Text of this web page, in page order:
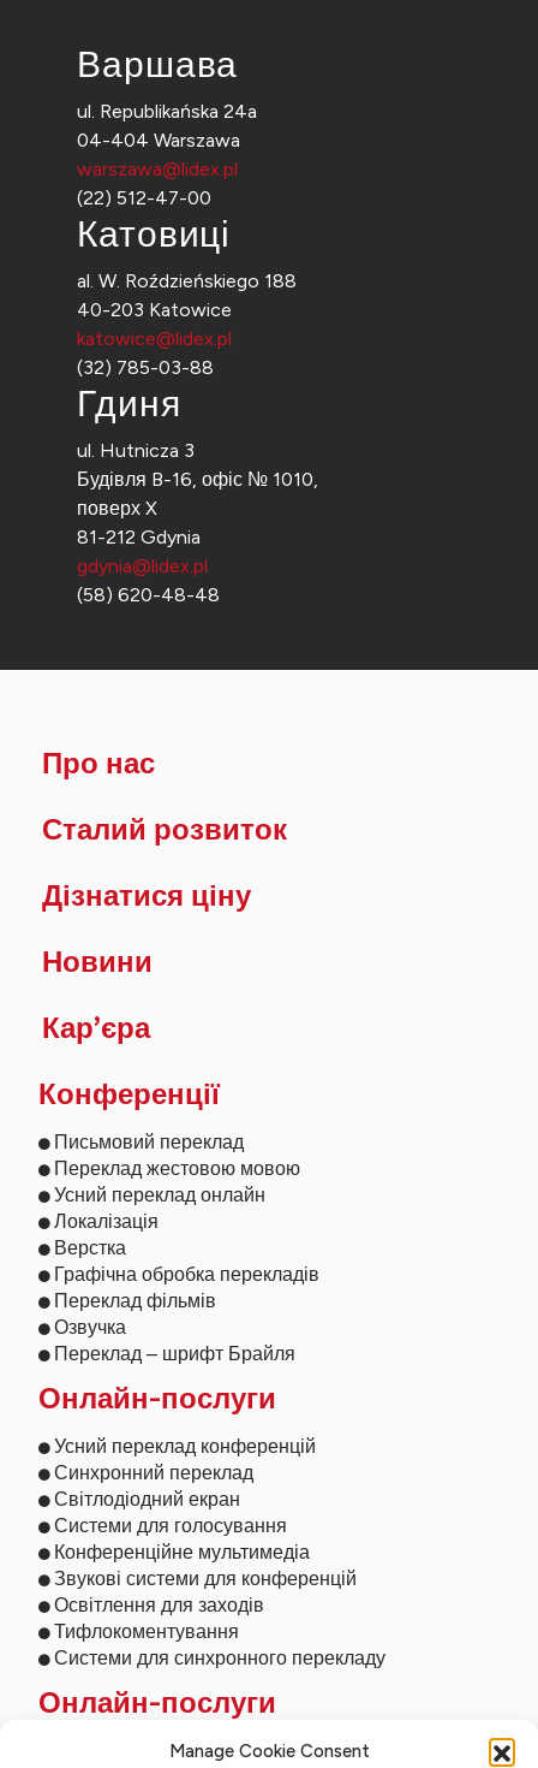
Manage Cookie Consent
Варшава
ul. Republikańska 24a
04-404 Warszawa
warszawa@lidex.pl
(22) 512-47-00
Катовиці
al. W. Roździeńskiego 188
40-203 Katowice
katowice@lidex.pl
(32) 785-03-88
Гдиня
ul. Hutnicza 3
Будівля B-16, офіс № 1010,
поверх X
81-212 Gdynia
gdynia@lidex.pl
(58) 620-48-48
Про нас
Сталий розвиток
Дізнатися ціну
Новини
Кар’єра
Конференції
Письмовий переклад
Переклад жестовою мовою
Усний переклад онлайн
Локалізація
Верстка
Графічна обробка перекладів
Переклад фільмів
Озвучка
Переклад – шрифт Брайля
Онлайн-послуги
Усний переклад конференцій
Синхронний переклад
Світлодіодний екран
Системи для голосування
Конференційне мультимедіа
Звукові системи для конференцій
Освітлення для заходів
Тифлокоментування
Системи для синхронного перекладу
Онлайн-послуги
Дистанційний переклад